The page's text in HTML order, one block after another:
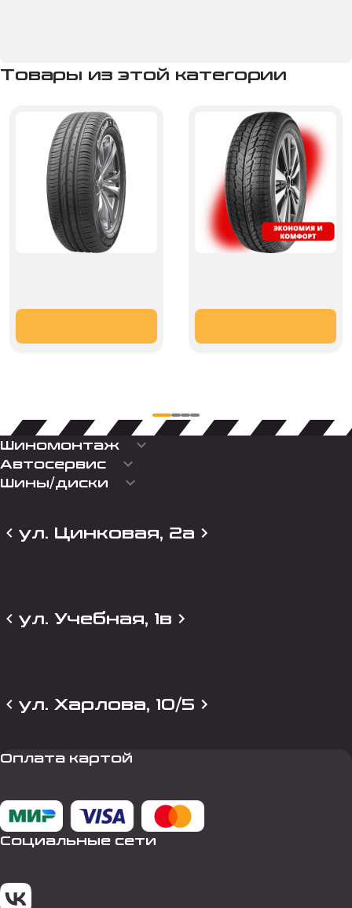
Товары из этой категории
Шиномонтаж keyboard_arrow_down
Автосервис keyboard_arrow_down
Шины/диски keyboard_arrow_down
ул. Цинковая, 2а
ул. Учебная, 1в
ул. Харлова, 10/5
Оплата картой
Социальные сети